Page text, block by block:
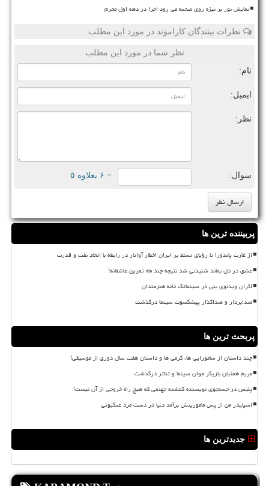
نمایش نور بر نیزه روی صحنه می رود اجرا در دهه اول محرم
نظرات بینندگان کاراموند در مورد این مطلب
نظر شما در مورد این مطلب
نام:
ایمیل:
نظر:
سوال: = ۶ بعلاوه ۵
پربیننده ترین ها
از غارت پاندورا تا رؤیای تسلط بر ایران اخطار آواتار در رابطه با اتحاد نفت و قدرت
عشق در دل بماند شنیدنی شد نتیجه چند ماه تمرین عاشقانه!
اکران ویدئوی بنی در سینماتک خانه هنرمندان
صدابردار و صداگذار پیشکسوت سینما درگذشت
پربحث ترین ها
چند داستان از سامورایی ها، گرمی ها و داستان هفت سال دوری از موسیقی!
مریم همتیان بازیگر جوان سینما و تئاتر درگذشت
پلیس در جستجوی نویسنده گمشده جهنمی که هیچ راه خروجی از آن نیست!
اسپایدر من از پس ماموریتش برآمد دنیا در دست مرد عنکبوتی
جدیدترین ها